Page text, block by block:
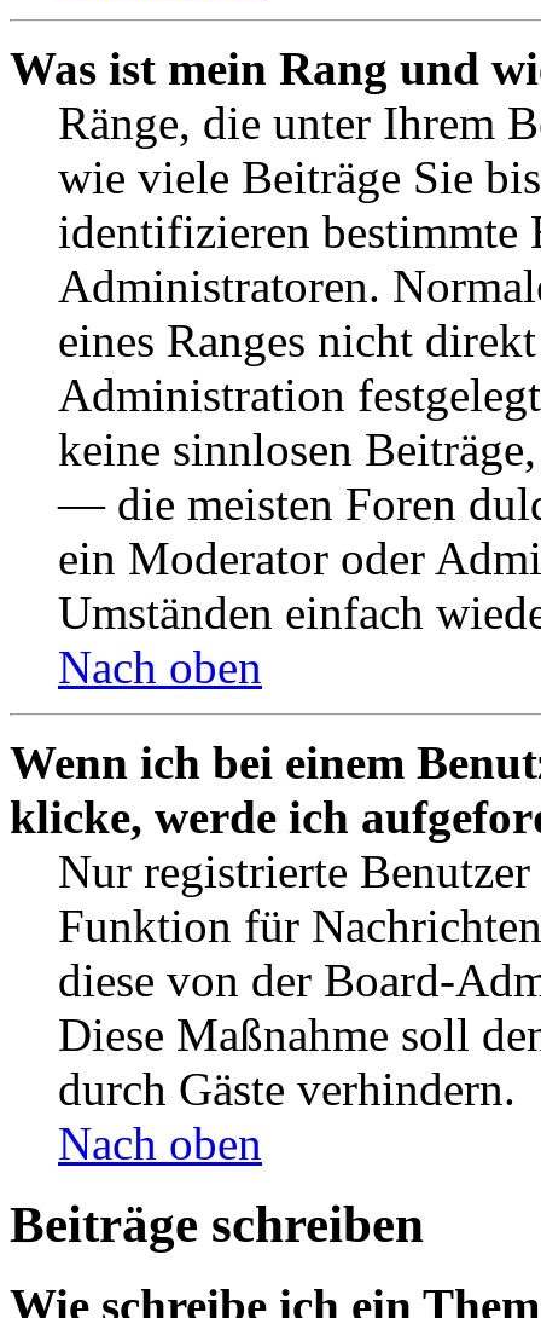
Was ist mein Rang und
Ränge, die unter Ihrem
wie viele Beiträge Sie
identifizieren bestimmte
Administratoren.
eines Ranges nicht
Administration
keine sinnlosen
— die meisten Foren
ein Moderator oder
Umständen einfach
Nach oben
Wenn ich bei einem
klicke, werde ich
Nur registrierte
Funktion für
diese von der Board-
Diese Maßnahme soll
durch Gäste verhindern.
Nach oben
Beiträge schreiben
Wie schreibe ich ein